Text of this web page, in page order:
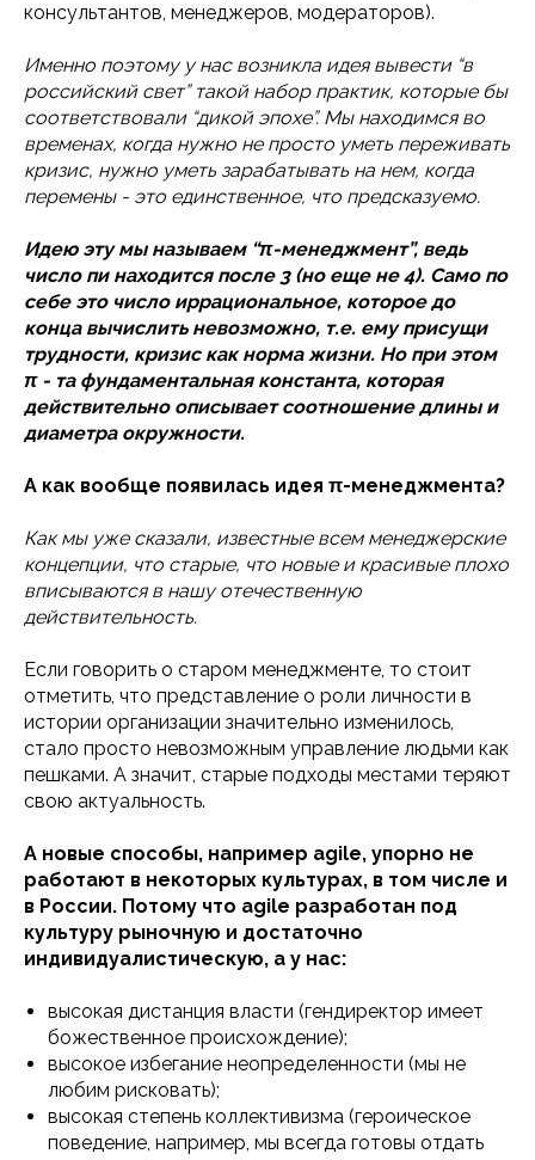
консультантов, менеджеров, модераторов).
Именно поэтому у нас возникла идея вывести “в
российский свет” такой набор практик, которые бы
соответствовали “дикой эпохе”. Мы находимся во
временах, когда нужно не просто уметь переживать
кризис, нужно уметь зарабатывать на нем, когда
перемены - это единственное, что предсказуемо.
Идею эту мы называем “π-менеджмент”, ведь
число пи находится после 3 (но еще не 4). Само по
себе это число иррациональное, которое до
конца вычислить невозможно, т.е. ему присущи
трудности, кризис как норма жизни. Но при этом
π - та фундаментальная константа, которая
действительно описывает соотношение длины и
диаметра окружности.
А как вообще появилась идея π-менеджмента?
Как мы уже сказали, известные всем менеджерские
концепции, что старые, что новые и красивые плохо
вписываются в нашу отечественную
действительность.
Если говорить о старом менеджменте, то стоит
отметить, что представление о роли личности в
истории организации значительно изменилось,
стало просто невозможным управление людьми как
пешками. А значит, старые подходы местами теряют
свою актуальность.
А новые способы, например agile, упорно не
работают в некоторых культурах, в том числе и
в России. Потому что agile разработан под
культуру рыночную и достаточно
индивидуалистическую, а у нас:
высокая дистанция власти (гендиректор имеет
божественное происхождение);
высокое избегание неопределенности (мы не
любим рисковать);
высокая степень коллективизма (героическое
поведение, например, мы всегда готовы отдать